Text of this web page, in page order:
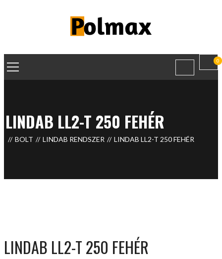
0
LINDAB LL2-T 250 FEHÉR
BOLT LINDAB RENDSZER LINDAB LL2-T 250 FEHÉR
LINDAB LL2-T 250 FEHÉR